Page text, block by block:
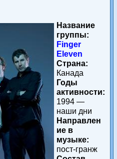
Название
группы:
Finger
Eleven
Страна:
Канада
Годы
активности:
1994 —
наши дни
Направлен
ие в
музыке:
пост-гранж